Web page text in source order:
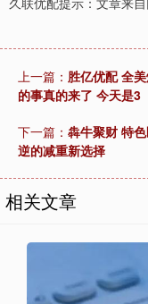
上一篇： 胜亿优配 全
的事真的来了 今天是3
下一篇： 犇牛聚财 特
逆的减重新选择
相关文章